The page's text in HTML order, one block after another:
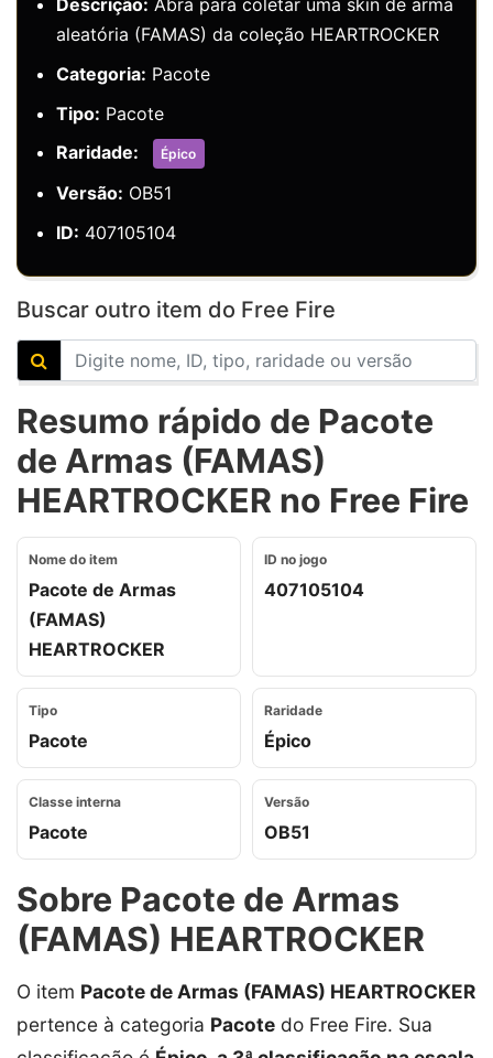
Descrição: Abra para coletar uma skin de arma
aleatória (FAMAS) da coleção HEARTROCKER
Categoria: Pacote
Tipo: Pacote
Raridade:
Épico
Versão: OB51
ID: 407105104
Buscar outro item do Free Fire
Resumo rápido de Pacote
de Armas (FAMAS)
HEARTROCKER no Free Fire
Nome do item
Pacote de Armas
(FAMAS)
HEARTROCKER
ID no jogo
407105104
Tipo
Pacote
Raridade
Épico
Classe interna
Pacote
Versão
OB51
Sobre Pacote de Armas
(FAMAS) HEARTROCKER
O item Pacote de Armas (FAMAS) HEARTROCKER
pertence à categoria Pacote do Free Fire. Sua